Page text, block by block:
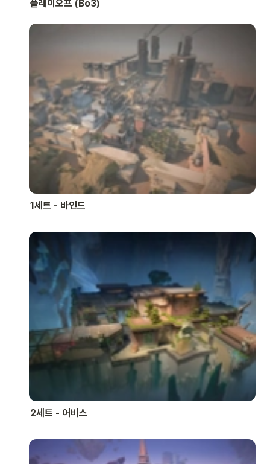
플레이오프 (Bo3)
1세트 - 바인드
2세트 - 어비스